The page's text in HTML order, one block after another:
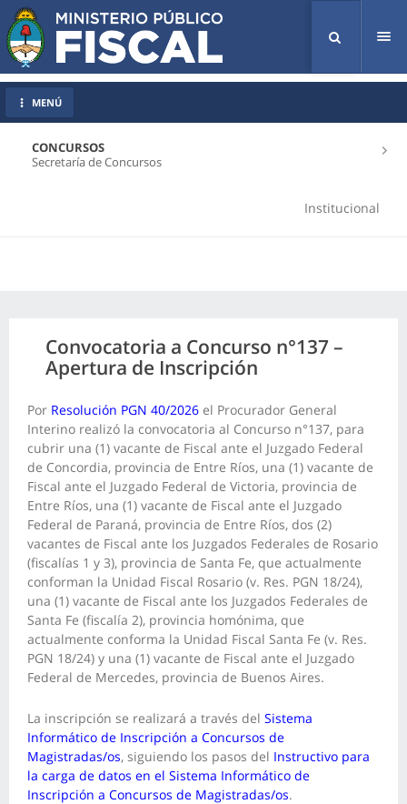
CONCURSOS
Secretaría de Concursos
Institucional
MENÚ
Convocatoria a Concurso n°137 –
Apertura de Inscripción
Por Resolución PGN 40/2026 el Procurador General
Interino realizó la convocatoria al Concurso n°137, para
cubrir una (1) vacante de Fiscal ante el Juzgado Federal
de Concordia, provincia de Entre Ríos, una (1) vacante de
Fiscal ante el Juzgado Federal de Victoria, provincia de
Entre Ríos, una (1) vacante de Fiscal ante el Juzgado
Federal de Paraná, provincia de Entre Ríos, dos (2)
vacantes de Fiscal ante los Juzgados Federales de Rosario
(fiscalías 1 y 3), provincia de Santa Fe, que actualmente
conforman la Unidad Fiscal Rosario (v. Res. PGN 18/24),
una (1) vacante de Fiscal ante los Juzgados Federales de
Santa Fe (fiscalía 2), provincia homónima, que
actualmente conforma la Unidad Fiscal Santa Fe (v. Res.
PGN 18/24) y una (1) vacante de Fiscal ante el Juzgado
Federal de Mercedes, provincia de Buenos Aires.
La inscripción se realizará a través del Sistema
Informático de Inscripción a Concursos de
Magistradas/os, siguiendo los pasos del Instructivo para
la carga de datos en el Sistema Informático de
Inscripción a Concursos de Magistradas/os.